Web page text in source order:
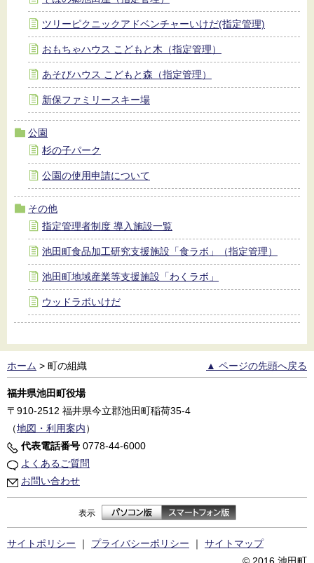
ツリーピクニックアドベンチャーいけだ(指定管理)
おもちゃハウス こどもと木（指定管理）
あそびハウス こどもと森（指定管理）
新保ファミリースキー場
公園
杉の子パーク
公園の使用申請について
その他
指定管理者制度 導入施設一覧
池田町食品加工研究支援施設「食ラボ」（指定管理）
池田町地域産業等支援施設「わくラボ」
ウッドラボいけだ
ホーム > 町の組織 ▲ ページの先頭へ戻る
福井県池田町役場
〒910-2512 福井県今立郡池田町稲荷35-4
（地図・利用案内）
代表電話番号 0778-44-6000
よくあるご質問
お問い合わせ
表示
サイトポリシー ｜ プライバシーポリシー ｜ サイトマップ